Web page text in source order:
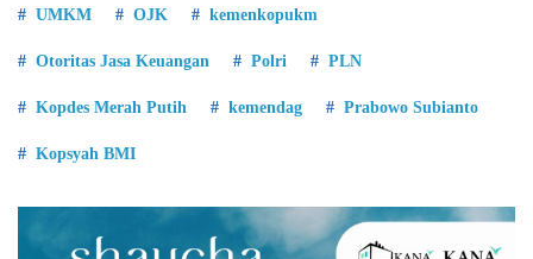
UMKM OJK kemenkopukm
Otoritas Jasa Keuangan Polri PLN
Kopdes Merah Putih kemendag Prabowo Subianto
Kopsyah BMI